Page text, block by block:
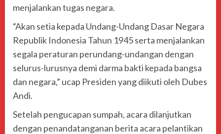
menjalankan tugas negara.
“Akan setia kepada Undang-Undang Dasar Negara
Republik Indonesia Tahun 1945 serta menjalankan
segala peraturan perundang-undangan dengan
selurus-lurusnya demi darma bakti kepada bangsa
dan negara,” ucap Presiden yang diikuti oleh Dubes
Andi.
Setelah pengucapan sumpah, acara dilanjutkan
dengan penandatanganan berita acara pelantikan